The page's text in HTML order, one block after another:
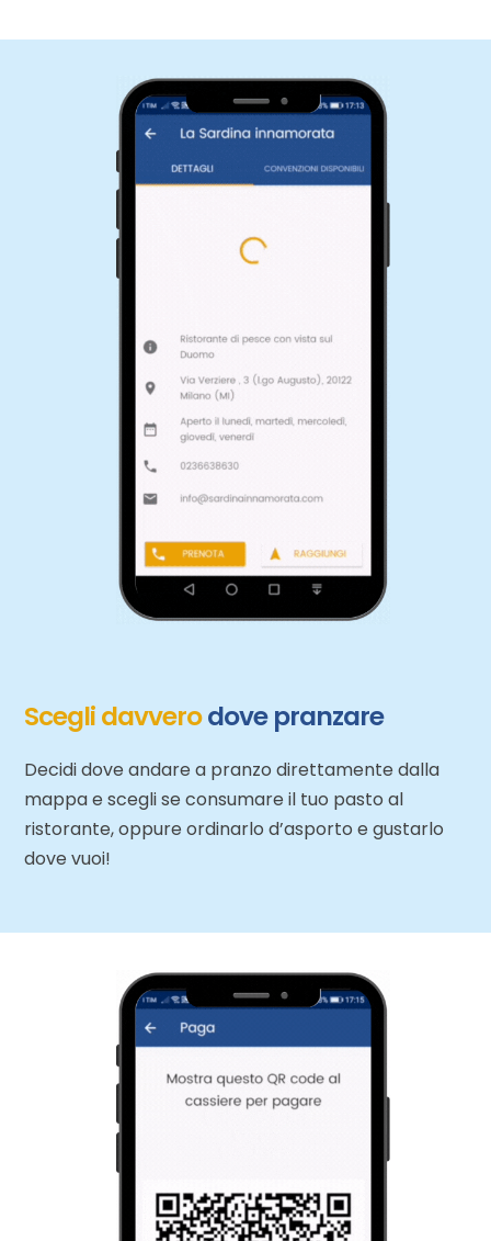
Scegli davverodove pranzare
Decidi dove andare a pranzo direttamente dalla
mappa e scegli se consumare il tuo pasto al
ristorante, oppure ordinarlo d’asporto e gustarlo
dove vuoi!